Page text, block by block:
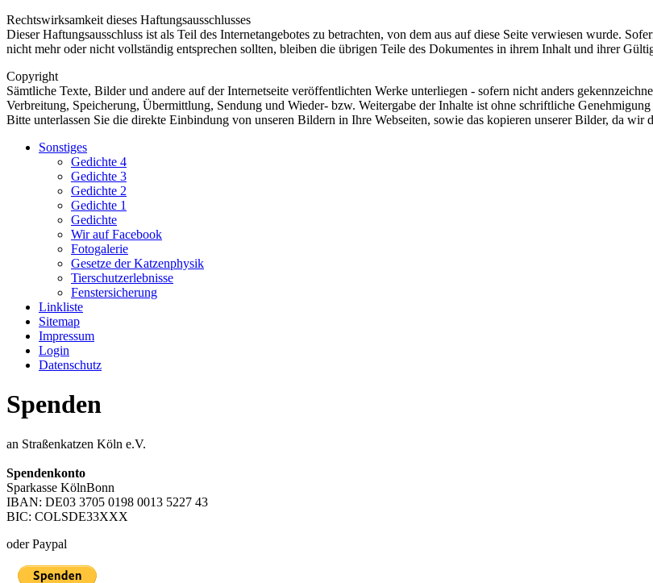
Rechtswirksamkeit dieses Haftungsausschlusses
Dieser Haftungsausschluss ist als Teil des Internetangebotes zu betrachten, von dem aus auf diese Seite verwiesen wurde.
nicht mehr oder nicht vollständig entsprechen sollten, bleiben die übrigen Teile des Dokumentes in ihrem Inhalt und ihrer
Copyright
Sämtliche Texte, Bilder und andere auf der Internetseite veröffentlichten Werke unterliegen - sofern nicht anders
Verbreitung, Speicherung, Übermittlung, Sendung und Wieder- bzw. Weitergabe der Inhalte ist ohne schriftliche
Bitte unterlassen Sie die direkte Einbindung von unseren Bildern in Ihre Webseiten, sowie das kopieren unserer Bilder, da wir
Sonstiges
Gedichte 4
Gedichte 3
Gedichte 2
Gedichte 1
Gedichte
Wir auf Facebook
Fotogalerie
Gesetze der Katzenphysik
Tierschutzerlebnisse
Fenstersicherung
Linkliste
Sitemap
Impressum
Login
Datenschutz
Spenden
an Straßenkatzen Köln e.V.
Spendenkonto
Sparkasse KölnBonn
IBAN: DE03 3705 0198 0013 5227 43
BIC: COLSDE33XXX
oder Paypal